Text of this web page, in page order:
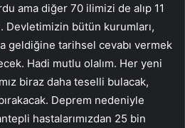
ama diğer 70 ilimizi de alıp 11
Devletimizin bütün kurumları,
geldiğine tarihsel cevabı vermek
Hadi mutlu olalım. Her yeni
biraz daha teselli bulacak,
Deprem nedeniyle
hastalarımızdan 25 bin